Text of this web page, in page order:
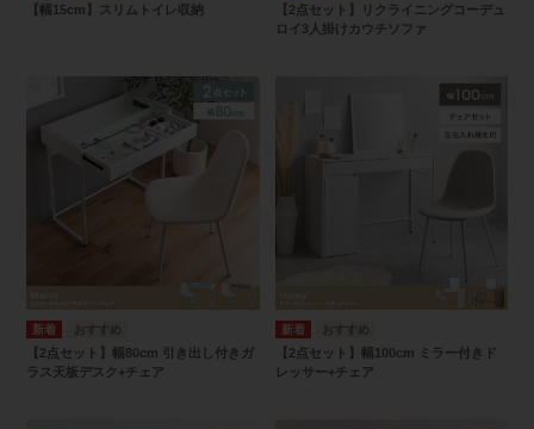
【幅15cm】スリムトイレ収納
【2点セット】リクライニングコーデュ
ロイ3人掛けカウチソファ
【2点セット】幅80cm 引き出し付きガ
ラス天板デスク+チェア
【2点セット】幅100cm ミラー付きド
レッサー+チェア